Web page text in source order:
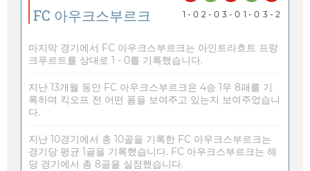
FC 아우크스부르크 1 - 0 2 - 0 3 - 0 1 - 0 3 - 2
마지막 경기에서 FC 아우크스부르크는 아인트라흐트 프랑
크푸르트를 상대로 1 - 0를 기록했습니다.
지난 13개월 동안 FC 아우크스부르크은 4승 1무 8패를 기
록하며 킥오프 전 어떤 폼을 보여주고 있는지 보여주었습니
다.
지난 10경기에서 총 10골을 기록한 FC 아우크스부르크는
경기당 평균 1골을 기록했습니다. FC 아우크스부르크는 해
당 경기에서 총 8골을 실점했습니다.